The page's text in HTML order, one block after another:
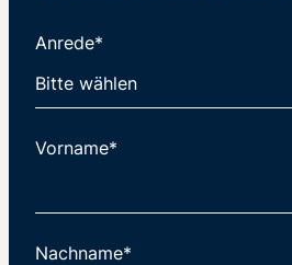
Anrede*
Vorname*
Nachname*